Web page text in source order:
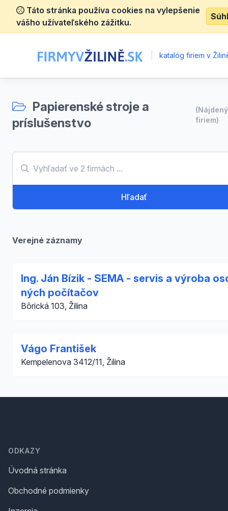
Táto stránka používa cookies na vylepšenie
vášho užívateľského zážitku.
katalóg firiem v
Papierenské stroje a
príslušenstvo
firiem)
Hľadať
Verejné záznamy
Ing. Ján Bízik - SEMA - servis a výroba
ných počítačov
Bôrická 103, Žilina
Vágo František
Kempelenova 3412/11, Žilina
ODKAZY
Úvodná stránka
Obchodné podmienky